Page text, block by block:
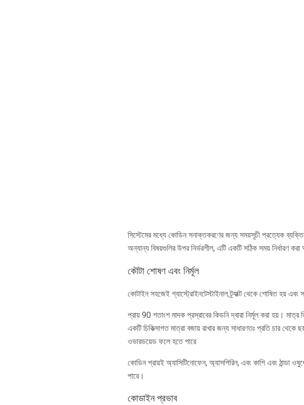
সিস্টেমের মধ্যে কোডিন সনাক্তকরণের জন্য সময়সূচী প্রত্যেক
অন্যান্য বিষয়গুলির উপর নির্ভরশীল, এটি একটি সঠিক সময় নির্ধারণ
কৌটা শোষণ এবং নির্মূল
কোটাইন সহজেই গ্যাস্ট্রোইনটেস্টাইনাল ট্র্যাক্ট থেকে শোষিত হয় এবং
প্রায় 90 শতাংশ মাদক প্রস্রাবের কিডনি দ্বারা নির্মূল করা হয়।
একটি চিকিত্সাগত মাত্রা বজায় রাখার জন্য সাধারণতঃ প্রতি চার
ওভারডয়েড ফলে হতে পারে
কোডিন প্রায়ই অ্যাসিটিনোফেন, অ্যাসপিরিন, এবং কাশি এবং ঠান্ডা
পারে।
কোডাইন প্রভাব